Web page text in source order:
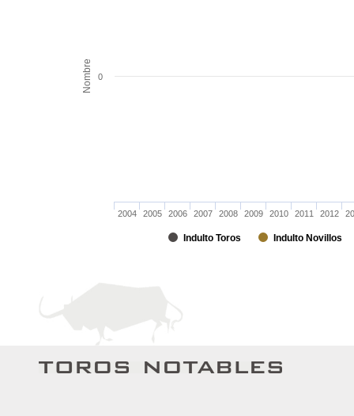
Nombre
Indulto Toros Indulto Novillos
2004 2005 2006 2007 2008 2009 2010 2011 2012
0